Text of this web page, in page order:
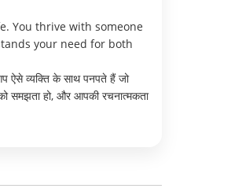
You thrive with someone
your need for both
ऐसे व्यक्ति के साथ पनपते हैं जो
समझता हो, और आपकी रचनात्मकता